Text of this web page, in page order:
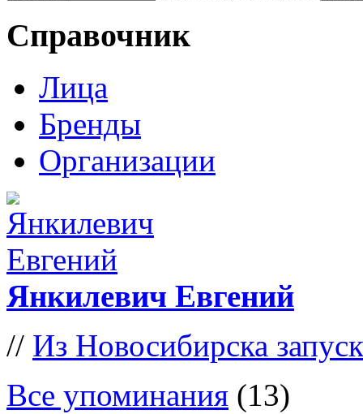
Справочник
Лица
Бренды
Организации
Янкилевич Евгений
// Из Новосибирска
Все упоминания (13)